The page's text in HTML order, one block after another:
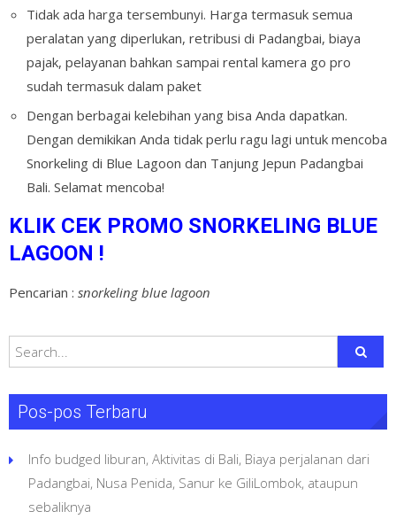
Tidak ada harga tersembunyi. Harga termasuk semua
peralatan yang diperlukan, retribusi di Padangbai, biaya
pajak, pelayanan bahkan sampai rental kamera go pro
sudah termasuk dalam paket
Dengan berbagai kelebihan yang bisa Anda dapatkan.
Dengan demikikan Anda tidak perlu ragu lagi untuk mencoba
Snorkeling di Blue Lagoon dan Tanjung Jepun Padangbai
Bali. Selamat mencoba!
KLIK CEK PROMO SNORKELING BLUE
LAGOON !
Pencarian : snorkeling blue lagoon
Pos-pos Terbaru
Info budged liburan, Aktivitas di Bali, Biaya perjalanan dari
Padangbai, Nusa Penida, Sanur ke GiliLombok, ataupun
sebaliknya